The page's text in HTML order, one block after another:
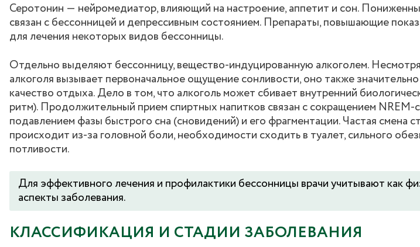
Серотонин ― нейромедиатор, влияющий на настроение, аппетит и сон.
связан с бессонницей и депрессивным состоянием. Препараты, повышающие
для лечения некоторых видов бессонницы.
Отдельно выделяют бессонницу, вещество-индуцированную алкоголем.
алкоголя вызывает первоначальное ощущение сонливости, оно также
качество отдыха. Дело в том, что алкоголь может сбивает внутренний
ритм). Продолжительный прием спиртных напитков связан с сокращением NREM-
подавлением фазы быстрого сна (сновидений) и его фрагментации. Частая смена
происходит из-за головной боли, необходимости сходить в туалет, сильного
потливости.
Для эффективного лечения и профилактики бессонницы врачи учитывают как
аспекты заболевания.
КЛАССИФИКАЦИЯ И СТАДИИ ЗАБОЛЕВАНИЯ